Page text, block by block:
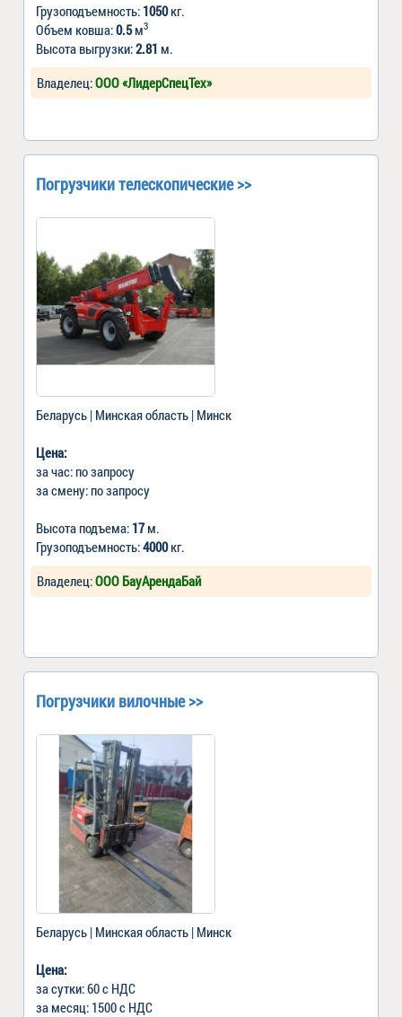
Грузоподъемность: 1050кг.
Объем ковша:0.5м3
Высота выгрузки:2.81 м.
Владелец:ООО «ЛидерСпецТех»
Погрузчики телескопические >>
Беларусь | Минская область | Минск
Цена:
за час: по запросу
за смену: по запросу
Высота подъема: 17м.
Грузоподъемность:4000кг.
Владелец:ООО БауАрендаБай
Погрузчики вилочные >>
Беларусь | Минская область | Минск
Цена:
за сутки: 60 с НДС
за месяц: 1500 с НДС